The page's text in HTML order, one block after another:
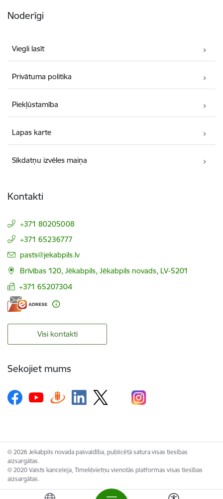
Noderīgi
Viegli lasīt
Privātuma politika
Piekļūstamība
Lapas karte
Sīkdatņu izvēles maiņa
Kontakti
+371 80205008
+371 65236777
E-pasts:
pasts@jekabpils.lv
Brīvības 120, Jēkabpils, Jēkabpils novads, LV-5201
+371 65207304
Visi kontakti
Sekojiet mums
© 2026 Jekabpils novada pašvaldība, publicētā satura visas tiesības
aizsargātas.
© 2020 Valsts kanceleja, Tīmekļvietņu vienotās platformas visas tiesības
aizsargātas.